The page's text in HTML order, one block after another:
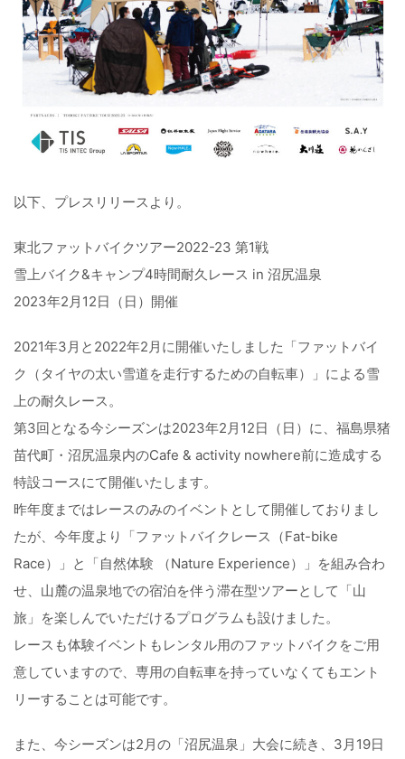
以下、プレスリリースより。
東北ファットバイクツアー2022-23 第1戦
雪上バイク&キャンプ4時間耐久レース in 沼尻温泉
2023年2月12日（日）開催
2021年3月と2022年2月に開催いたしました「ファットバイ
ク（タイヤの太い雪道を走行するための自転車）」による雪
上の耐久レース。
第3回となる今シーズンは2023年2月12日（日）に、福島県猪
苗代町・沼尻温泉内のCafe & activity nowhere前に造成する
特設コースにて開催いたします。
昨年度まではレースのみのイベントとして開催しておりまし
たが、今年度より「ファットバイクレース（Fat-bike
Race）」と「自然体験 （Nature Experience）」を組み合わ
せ、山麓の温泉地での宿泊を伴う滞在型ツアーとして「山
旅」を楽しんでいただけるプログラムも設けました。
レースも体験イベントもレンタル用のファットバイクをご用
意していますので、専用の自転車を持っていなくてもエント
リーすることは可能です。
また、今シーズンは2月の「沼尻温泉」大会に続き、3月19日